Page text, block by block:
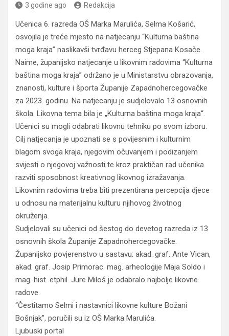
3 godine ago Redakcija
Učenica 6. razreda OŠ Marka Marulića, Selma Košarić,
osvojila je treće mjesto na natjecanju “Kulturna baština
moga kraja” naslikavši tvrđavu herceg Stjepana Kosače.
Naime, županijsko natjecanje u likovnim radovima “Kulturna
baština moga kraja” održano je u Ministarstvu obrazovanja,
znanosti, kulture i športa Županije Zapadnohercegovačke
za 2023. godinu. Na natjecanju je sudjelovalo 13 osnovnih
škola. Likovna tema bila je „Kulturna baština moga kraja“.
Učenici su mogli odabrati likovnu tehniku po svom izboru.
Cilj natjecanja je upoznati se s povijesnim i kulturnim
blagom svoga kraja, njegovim očuvanjem i podizanjem
svijesti o njegovoj važnosti te kroz praktičan rad učenika
razviti sposobnost kreativnog likovnog izražavanja.
Likovnim radovima treba biti prezentirana percepcija djece
u odnosu na materijalnu kulturu njihovog životnog
okruženja.
Sudjelovali su učenici od šestog do devetog razreda iz 13
osnovnih škola Županije Zapadnohercegovačke.
Županijsko povjerenstvo u sastavu: akad. graf. Ante Vican,
akad. graf. Josip Primorac. mag. arheologije Maja Soldo i
mag. hist. etphil. Jure Miloš je odabralo najbolje likovne
radove.
“Čestitamo Selmi i nastavnici likovne kulture Božani
Bošnjak”, poručili su iz OŠ Marka Marulića.
Ljubuski portal